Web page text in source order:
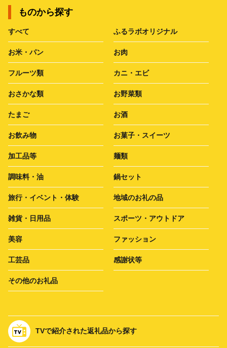
ものから探す
すべて ふるラボオリジナル
お米・パン お肉
フルーツ類 カニ・エビ
おさかな類 お野菜類
たまご お酒
お飲み物 お菓子・スイーツ
加工品等 麺類
調味料・油 鍋セット
旅行・イベント・体験 地域のお礼の品
雑貨・日用品 スポーツ・アウトドア
美容 ファッション
工芸品 感謝状等
その他のお礼品
TVで紹介された返礼品から探す